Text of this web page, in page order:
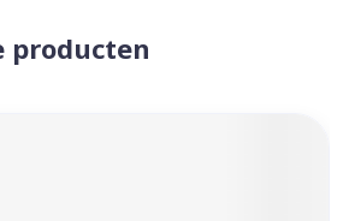
producten